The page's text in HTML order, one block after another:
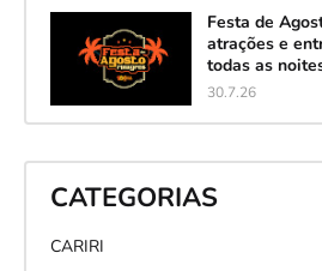
Festa de
atrações e
todas as
30.7.26
CATEGORIAS
CARIRI